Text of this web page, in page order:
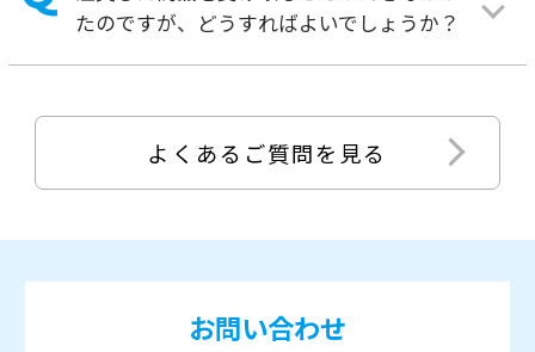
特定商取引法に基づく表示